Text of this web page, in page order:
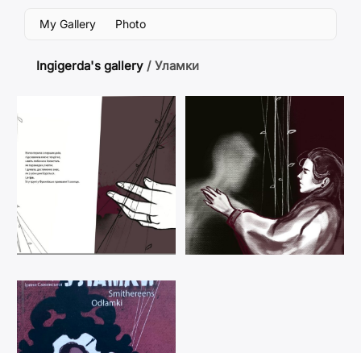
My Gallery Photo
Ingigerda's gallery / Уламки